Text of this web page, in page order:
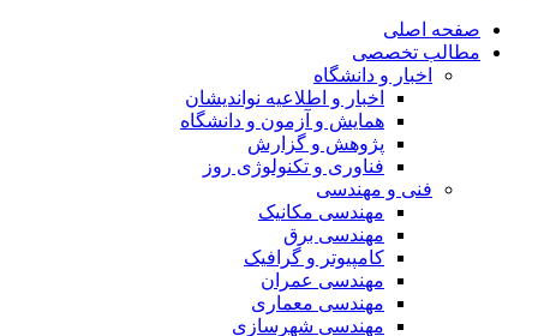
صفحه اصلی
مطالب تخصصی
اخبار و دانشگاه
اخبار و اطلاعیه نواندیشان
همایش و آزمون و دانشگاه
پژوهش و گزارش
فناوری و تکنولوژی روز
فنی و مهندسی
مهندسی مکانیک
مهندسی برق
کامپیوتر و گرافیک
مهندسی عمران
مهندسی معماری
مهندسی شهرسازی